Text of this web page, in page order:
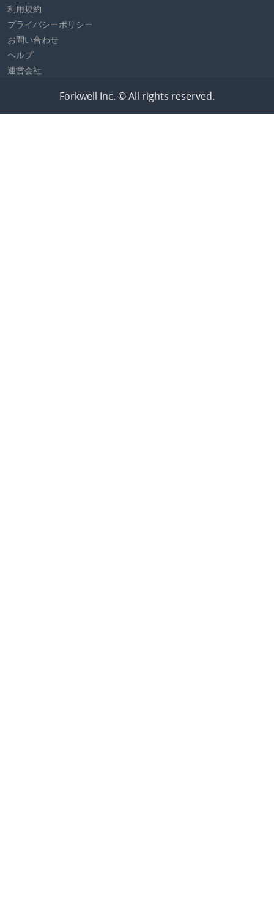
利用規約
プライバシーポリシー
お問い合わせ
ヘルプ
運営会社
Forkwell Inc. © All rights reserved.